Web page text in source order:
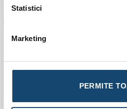
Statistici
Marketing
PERMITE
Transport